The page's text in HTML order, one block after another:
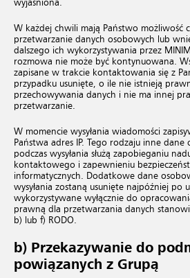
wyjaśniona.
W każdej chwili mają Państwo możliwość
przetwarzanie danych osobowych lub
dalszego ich wykorzystywania przez
rozmowa nie może być kontynuowana.
zapisane w trakcie kontaktowania się z
przypadku usunięte, o ile nie istnieją
przechowywania danych i nie ma innej
przetwarzanie.
W momencie wysyłania wiadomości
Państwa adres IP. Tego rodzaju inne
podczas wysyłania służą zapobieganiu
kontaktowego i zapewnieniu
informatycznych. Dodatkowe dane
wysyłania zostaną usunięte najpóźniej po
wykorzystywane wyłącznie do
prawną dla przetwarzania danych
b) lub f) RODO.
b) Przekazywanie do
powiązanych z Grupą